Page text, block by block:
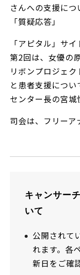
さんへの支援につ
「質疑応答」
「アピタル」サ
第2回は、女優の
リボンプロジェ
と患者支援につ
センター長の宮城
司会は、フリーア
キャンサー
いて
公開されて
れます。各
新日をご確